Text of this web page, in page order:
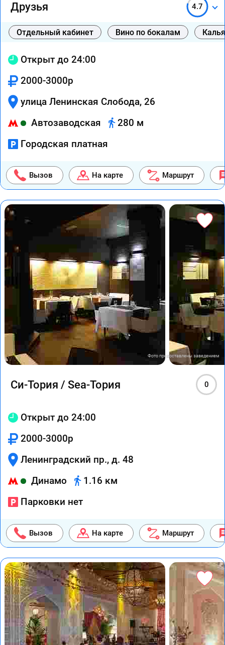
Друзья 4.7
Отдельный кабинет Вино по бокалам
Открыт до 24:00
2000-3000р
улица Ленинская Слобода, 26
Автозаводская
280 м
Городская платная
Вызов На карте Маршрут
Фото предоставлены заведением
Си-Тория / Sea-Тория 0
Открыт до 24:00
2000-3000р
Ленинградский пр., д. 48
Динамо
1.16 км
Парковки нет
Вызов На карте Маршрут